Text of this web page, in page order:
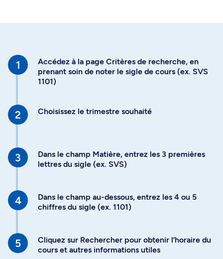
Accédez à la page Critères de recherche, en
prenant soin de noter le sigle de cours (ex. SVS
1101)
Choisissez le trimestre souhaité
Dans le champ Matière, entrez les 3 premières
lettres du sigle (ex. SVS)
Dans le champ au-dessous, entrez les 4 ou 5
chiffres du sigle (ex. 1101)
Cliquez sur Rechercher pour obtenir l’horaire du
cours et autres informations utiles